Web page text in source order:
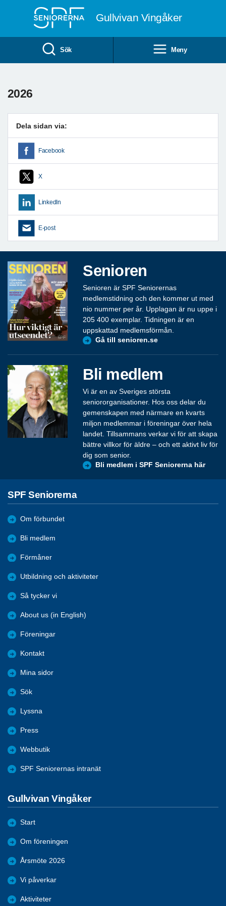
Gullvivan Vingåker
Sök Meny
2026
Dela sidan via:
Facebook
X
LinkedIn
E-post
Senioren
Senioren är SPF Seniorernas
medlemstidning och den kommer ut med
nio nummer per år. Upplagan är nu uppe i
205 400 exemplar. Tidningen är en
uppskattad medlemsförmån.
Gå till senioren.se
Bli medlem
Vi är en av Sveriges största
seniororganisationer. Hos oss delar du
gemenskapen med närmare en kvarts
miljon medlemmar i föreningar över hela
landet. Tillsammans verkar vi för att skapa
bättre villkor för äldre – och ett aktivt liv för
dig som senior.
Bli medlem i SPF Seniorerna här
SPF Seniorerna
Om förbundet
Bli medlem
Förmåner
Utbildning och aktiviteter
Så tycker vi
About us (in English)
Föreningar
Kontakt
Mina sidor
Sök
Lyssna
Press
Webbutik
SPF Seniorernas intranät
Gullvivan Vingåker
Start
Om föreningen
Årsmöte 2026
Vi påverkar
Aktiviteter